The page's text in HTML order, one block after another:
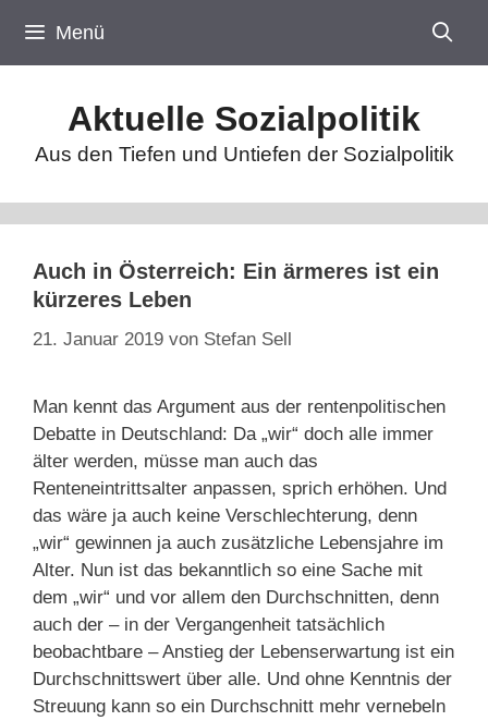
Inhalt
springen
Menü
Aktuelle Sozialpolitik
Aus den Tiefen und Untiefen der Sozialpolitik
Auch in Österreich: Ein ärmeres ist ein
kürzeres Leben
21. Januar 2019 von Stefan Sell
Man kennt das Argument aus der rentenpolitischen
Debatte in Deutschland: Da „wir“ doch alle immer
älter werden, müsse man auch das
Renteneintrittsalter anpassen, sprich erhöhen. Und
das wäre ja auch keine Verschlechterung, denn
„wir“ gewinnen ja auch zusätzliche Lebensjahre im
Alter. Nun ist das bekanntlich so eine Sache mit
dem „wir“ und vor allem den Durchschnitten, denn
auch der – in der Vergangenheit tatsächlich
beobachtbare – Anstieg der Lebenserwartung ist ein
Durchschnittswert über alle. Und ohne Kenntnis der
Streuung kann so ein Durchschnitt mehr vernebeln